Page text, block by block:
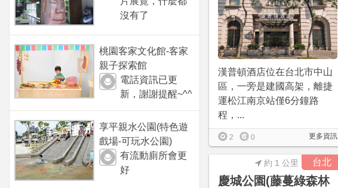
沒有了
桃園客家文化館-客家
親子探索館
電話資訊已更
新，謝謝提醒~^^
享平親水公園(特色遊
戲場-可玩水公園)
有流動廁所會更
好
漢普頓酒店位在台北市中山
區，一旁是建國高架，離捷
運松江南京站僅6分鐘路
程，...
更多資訊
2 0
台北
慶城公園(藤蔓綠森林
約 1 公里